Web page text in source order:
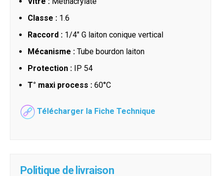
Classe : 1.6
Raccord : 1/4" G laiton conique vertical
Mécanisme : Tube bourdon laiton
Protection : IP 54
T° maxi process : 60°C
Télécharger la Fiche Technique
Politique de livraison